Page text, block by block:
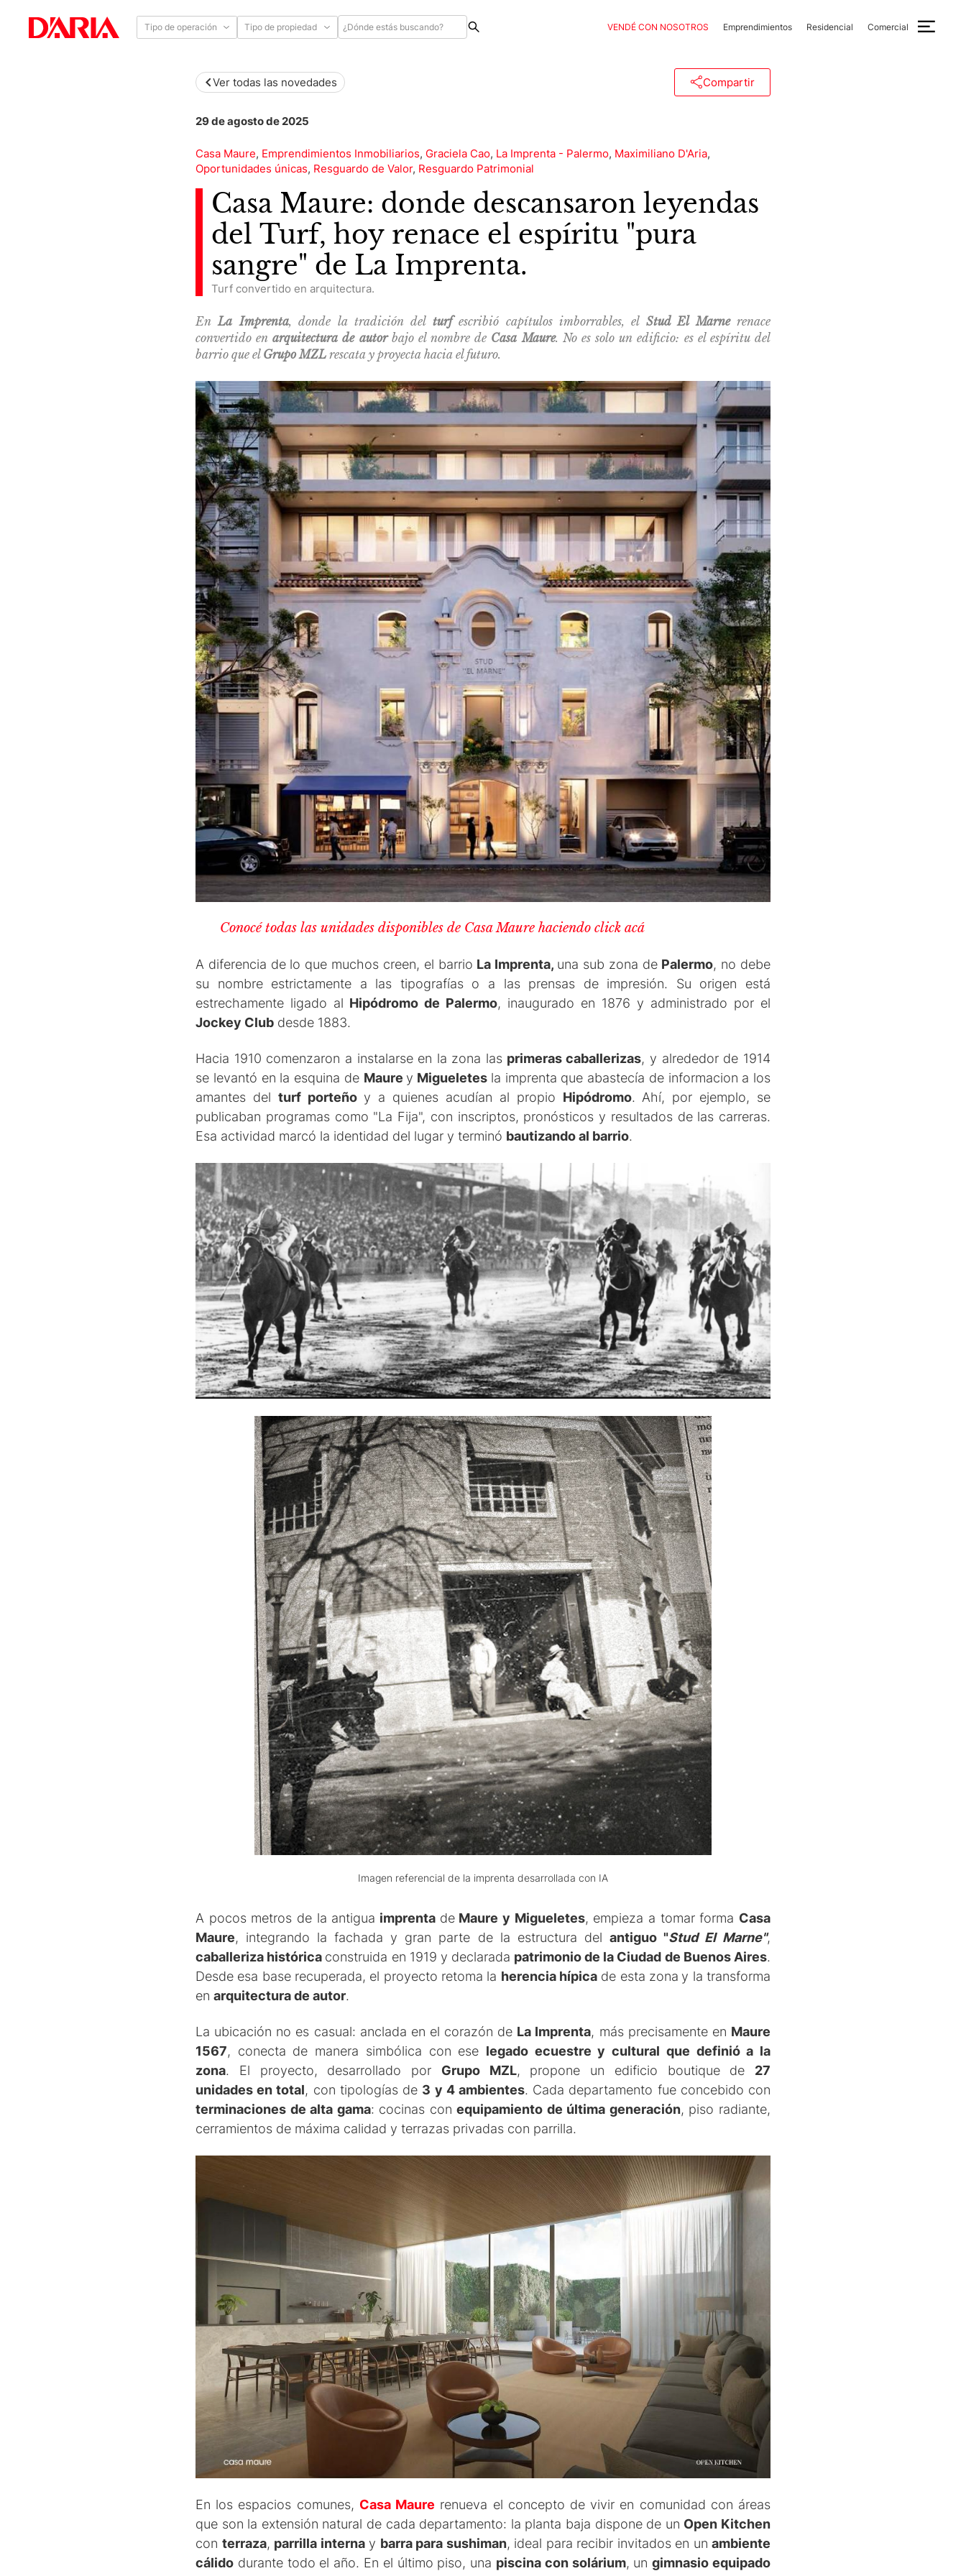
Tipo de operación Tipo de propiedad VENDÉ CON NOSOTROS Emprendimientos Residencial Comercial
Ver todas las novedades Compartir
29 de agosto de 2025
Casa Maure, Emprendimientos Inmobiliarios, Graciela Cao, La Imprenta - Palermo, Maximiliano D'Aria,
Oportunidades únicas, Resguardo de Valor, Resguardo Patrimonial
Casa Maure: donde descansaron leyendas
del Turf, hoy renace el espíritu "pura
sangre" de La Imprenta.
Turf convertido en arquitectura.
EnLa Imprenta, donde la tradición del turfescribió capítulos imborrables, el Stud El Marnerenace
convertido enarquitectura de autorbajo el nombre de Casa Maure. No es solo un edificio: es el espíritu del
barrio que el Grupo MZL rescata y proyecta hacia el futuro.
Conocé todas las unidades disponibles de Casa Maure haciendo click acá
A diferencia de lo que muchos creen, el barrio La Imprenta, una sub zona de Palermo, no debe
su nombre estrictamente a las tipografías o a las prensas de impresión. Su origen está
estrechamente ligado al Hipódromo de Palermo, inaugurado en 1876 y administrado por el
Jockey Club desde 1883.
Hacia 1910 comenzaron a instalarse en la zona las primeras caballerizas, y alrededor de 1914
se levantó en la esquina de Maure y Migueletes la imprenta que abastecía de informacion a los
amantes del turf porteñoy a quienes acudían al propio Hipódromo. Ahí, por ejemplo, se
publicaban programas como "La Fija", con inscriptos, pronósticos y resultados de las carreras.
Esa actividad marcó la identidad del lugar y terminó bautizando al barrio.
Imagen referencial de la imprenta desarrollada con IA
A pocos metros de la antigua imprenta deMaure y Migueletes, empieza a tomar forma Casa
Maure, integrando la fachada y gran parte de la estructura del antiguo "Stud El Marne",
caballeriza histórica construida en 1919 y declarada patrimonio de la Ciudad de Buenos Aires.
Desde esa base recuperada, el proyecto retoma la herencia hípica de esta zona y la transforma
en arquitectura de autor.
La ubicación no es casual: anclada en el corazón de La Imprenta, más precisamente en Maure
1567, conecta de manera simbólica con ese legado ecuestre y cultural que definió a la
zona. El proyecto, desarrollado por Grupo MZL, propone un edificio boutique de 27
unidades en total, con tipologías de 3 y 4 ambientes. Cada departamento fue concebido con
terminaciones dealta gama: cocinas conequipamiento de última generación, piso radiante,
cerramientos de máxima calidad y terrazas privadas con parrilla.
En los espacios comunes, Casa Maure renueva el concepto de vivir en comunidad con áreas
que son la extensión natural de cada departamento: la planta baja dispone de un Open Kitchen
con terraza, parrilla internay barra para sushiman, ideal para recibir invitados en un ambiente
cálido durante todo el año. En el último piso, una piscina con solárium, ungimnasio equipado